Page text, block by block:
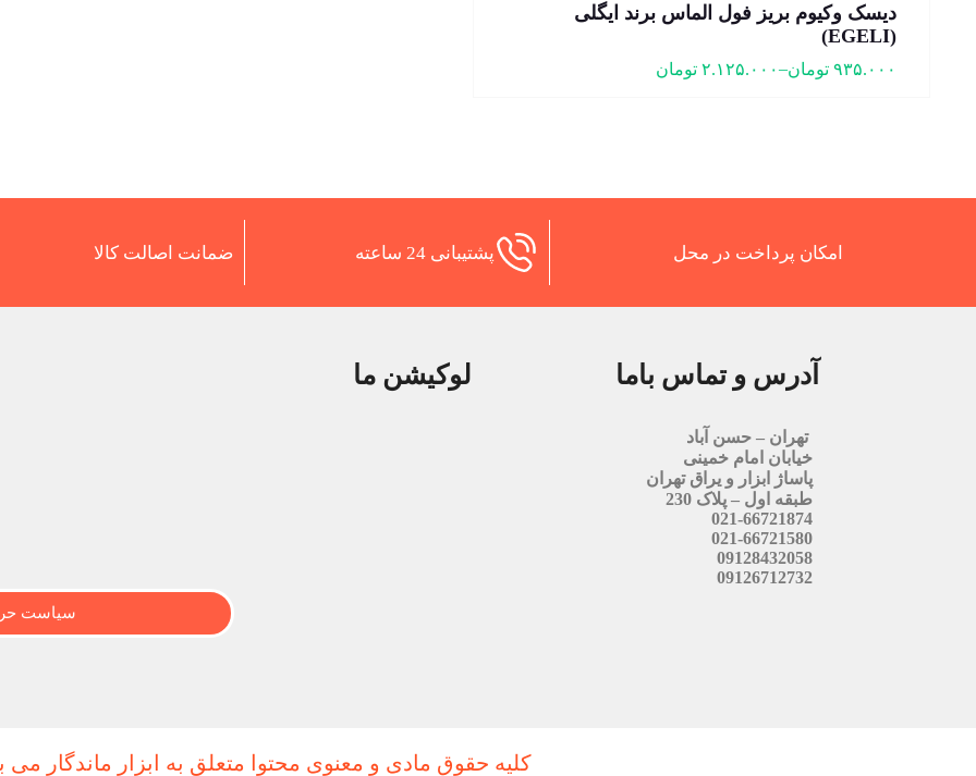
دیسک وکیوم بریز فول الماس برند ایگلی
(EGELI)
۹۳۵.۰۰۰ تومان–۲.۱۲۵.۰۰۰ تومان
امکان پرداخت در محل پشتیبانی 24 ساعته ضمانت اصالت کالا
آدرس و تماس باما
تهران – حسن آباد
خیابان امام خمینی
پاساژ ابزار و یراق تهران
طبقه اول – پلاک 230
021-66721874
021-66721580
09128432058
09126712732
لوکیشن ما
سیاست
کلیه حقوق مادی و معنوی محتوا متعلق به ابزار ماندگار می